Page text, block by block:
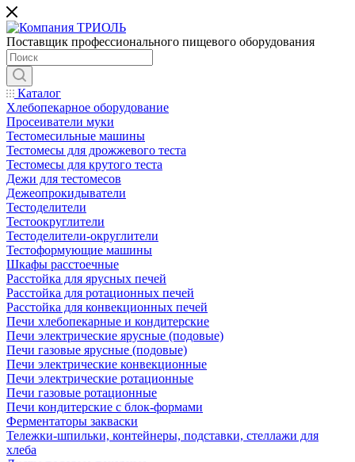
Поставщик профессионального пищевого оборудования
Каталог
Хлебопекарное оборудование
Просеиватели муки
Тестомесильные машины
Тестомесы для дрожжевого теста
Тестомесы для крутого теста
Дежи для тестомесов
Дежеопрокидыватели
Тестоделители
Тестоокруглители
Тестоделители-округлители
Тестоформующие машины
Шкафы расстоечные
Расстойка для ярусных печей
Расстойка для ротационных печей
Расстойка для конвекционных печей
Печи хлебопекарные и кондитерские
Печи электрические ярусные (подовые)
Печи газовые ярусные (подовые)
Печи электрические конвекционные
Печи электрические ротационные
Печи газовые ротационные
Печи кондитерские с блок-формами
Ферментаторы закваски
Тележки-шпильки, контейнеры, подставки, стеллажи для
хлеба